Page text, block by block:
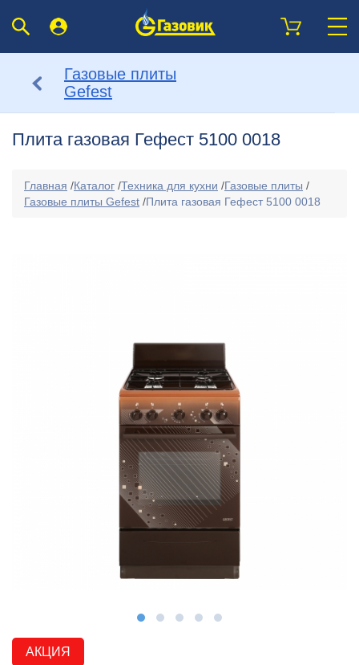
Газовые плиты
Gefest
Плита газовая Гефест 5100 0018
Главная /Каталог /Техника для кухни /Газовые плиты /
Газовые плиты Gefest /Плита газовая Гефест 5100 0018
АКЦИЯ